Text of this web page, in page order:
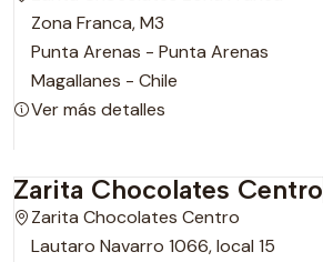
Zona Franca, M3
Punta Arenas - Punta Arenas
Magallanes - Chile
Ver más detalles
Zarita Chocolates Centro
Zarita Chocolates Centro
Lautaro Navarro 1066, local 15